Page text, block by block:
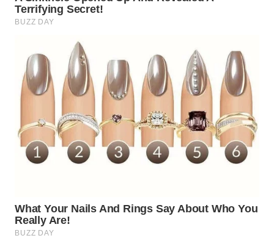
WN
WN
INDRAMAYU
WN
KUNINGAN
WN
WN
SUBANG